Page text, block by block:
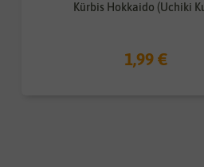
Kürbis Hokkaido (Uchiki
1,99 €